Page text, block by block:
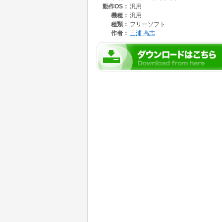
1. 「LTspiceXVII.exe」のインストールと初期
2. 「LTSpice」に付属のサンプル回路を使っ
シミュレーションコマンドを使って確認する方
次に、回路で使用されている素子がどのよう
回路の周波数特性を改善する方法を説明
動作OS： 汎用
機種： 汎用
種類： フリーソフト
作者： 三浦 高志